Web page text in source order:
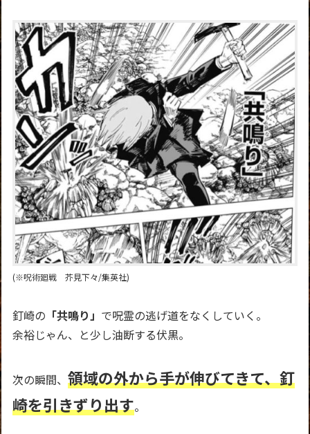
(※呪術廻戦 芥見下々/集英社)
釘崎の 「共鳴り」 で呪霊の逃げ道をなくしていく。
余裕じゃん、と少し油断する伏黒。
次の瞬間、領域の外から手が伸びてきて、釘
崎を引きずり出す。